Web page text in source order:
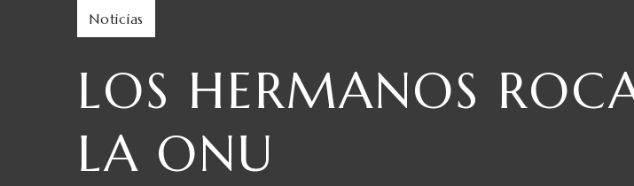
Noticias
LOS HERMANOS
LA ONU